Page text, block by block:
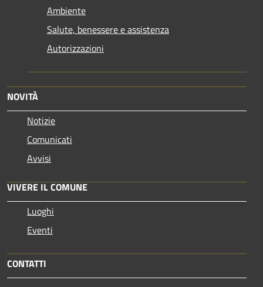
Ambiente
Salute, benessere e assistenza
Autorizzazioni
NOVITÀ
Notizie
Comunicati
Avvisi
VIVERE IL COMUNE
Luoghi
Eventi
CONTATTI